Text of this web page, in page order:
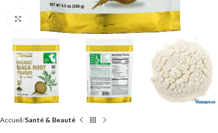
Cliquez pour agrandir
Accueil Santé & Beauté